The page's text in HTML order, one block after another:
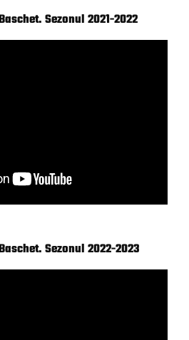
Sezonul 2021-2022
Sezonul 2022-2023